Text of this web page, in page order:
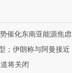
催化东南亚能源焦虑
；伊朗称与阿曼接近
将关闭